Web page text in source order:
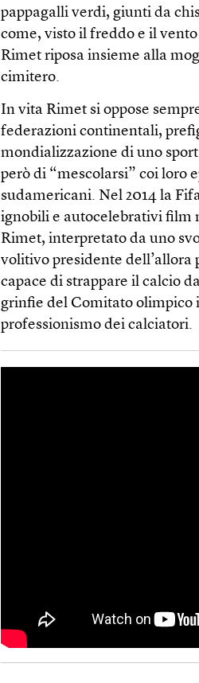
pappagalli verdi, giunti da
come, visto il freddo e il
Rimet riposa insieme alla
cimitero.
In vita Rimet si oppose
federazioni continentali,
mondializzazione di uno
però di “mescolarsi” coi loro
sudamericani. Nel 2014 la
ignobili e autocelebrativi film
Rimet, interpretato da uno
volitivo presidente dell’allora
capace di strappare il calcio
grinfie del Comitato olimpico
professionismo dei calciatori.